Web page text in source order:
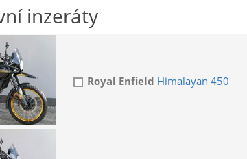
inzeráty
Royal Enfield Himalayan 450